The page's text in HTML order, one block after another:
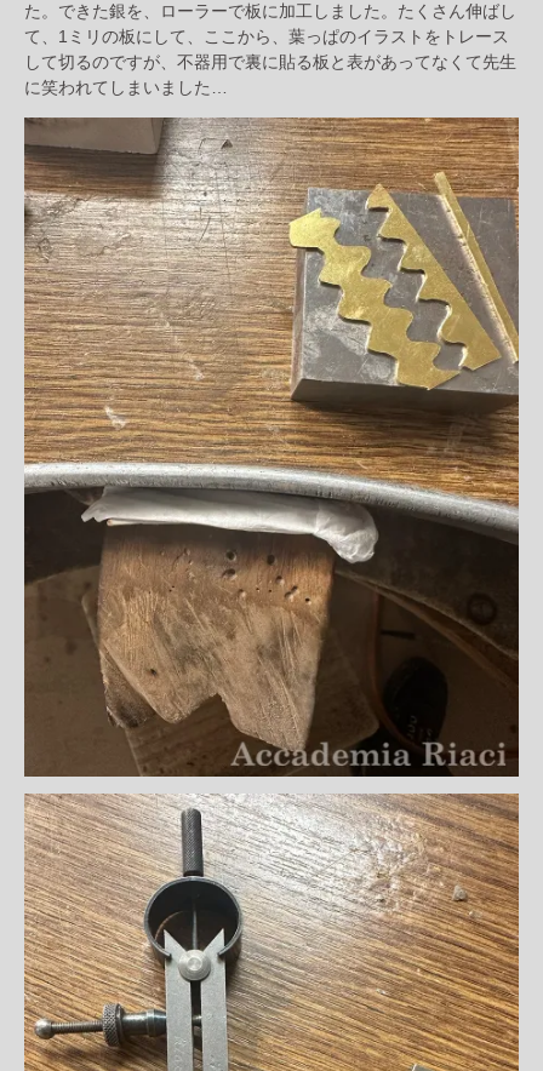
た。できた銀を、ローラーで板に加工しました。たくさん伸ばし
て、1ミリの板にして、ここから、葉っぱのイラストをトレース
して切るのですが、不器用で裏に貼る板と表があってなくて先生
に笑われてしまいました…